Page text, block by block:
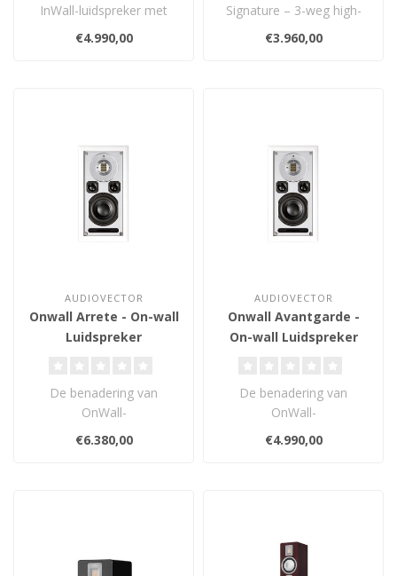
InWall-luidspreker met
Avantgarde AMT-tweeter
en 5” long-..
€4.990,00
Signature – 3-weg high-
end inbouwluidspreker
met Evotech-tw..
€3.960,00
AUDIOVECTOR
Onwall Arrete - On-wall
Luidspreker
De benadering van
OnWall-
luidsprekerontwerpen van
Audiovector is hetzelfde
€6.380,00
AUDIOVECTOR
Onwall Avantgarde -
On-wall Luidspreker
De benadering van
OnWall-
luidsprekerontwerpen van
Audiovector is hetzelfde
€4.990,00